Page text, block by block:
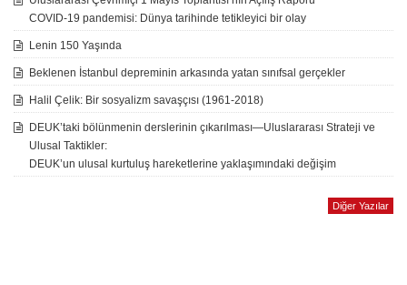
COVID-19 pandemisi: Dünya tarihinde tetikleyici bir olay
Lenin 150 Yaşında
Beklenen İstanbul depreminin arkasında yatan sınıfsal gerçekler
Halil Çelik: Bir sosyalizm savaşçısı (1961-2018)
DEUK’taki bölünmenin derslerinin çıkarılması—Uluslararası Strateji ve
Ulusal Taktikler:
DEUK’un ulusal kurtuluş hareketlerine yaklaşımındaki değişim
Diğer Yazılar